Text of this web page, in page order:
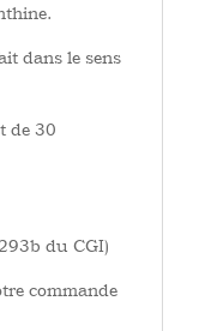
dans le sens
de 30
du CGI)
commande